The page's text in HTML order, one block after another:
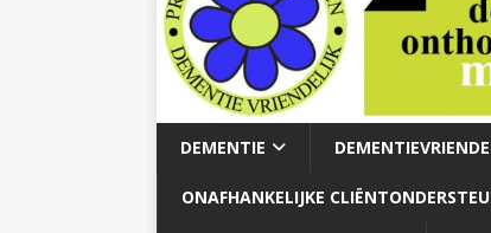
DEMENTIE
ONAFHANKELIJKE